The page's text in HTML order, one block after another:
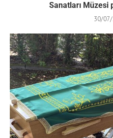
Sanatları Müzesi
30/